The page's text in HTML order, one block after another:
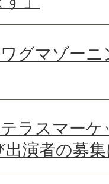
グマゾー
ラスマー
出演者の募